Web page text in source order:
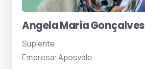
Angela Maria Gonçalves
Suplente
Empresa: Aposvale